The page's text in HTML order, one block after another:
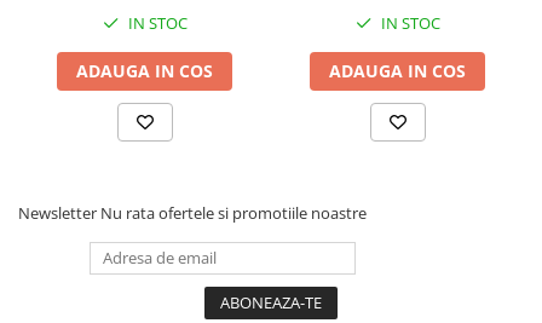
IN STOC
ADAUGA IN COS
IN STOC
ADAUGA IN COS
Newsletter Nu rata ofertele si promotiile noastre